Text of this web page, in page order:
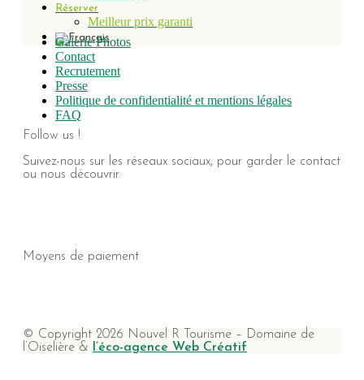
Réserver
Meilleur prix garanti
Galerie Photos
Contact
Recrutement
Presse
Politique de confidentialité et mentions légales
FAQ
Follow us !
Suivez-nous sur les réseaux sociaux, pour garder le contact
ou nous découvrir.
Moyens de paiement
© Copyright 2026 Nouvel R Tourisme – Domaine de
l’Oiselière & l’éco-agence Web Créatif